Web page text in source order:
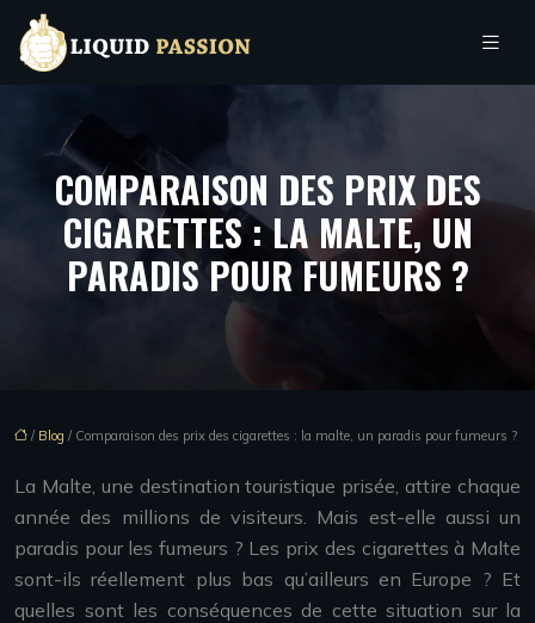
COMPARAISON DES PRIX DES
CIGARETTES : LA MALTE, UN
PARADIS POUR FUMEURS ?
/ Blog / Comparaison des prix des cigarettes : la malte, un paradis pour fumeurs ?
La Malte, une destination touristique prisée, attire chaque
année des millions de visiteurs. Mais est-elle aussi un
paradis pour les fumeurs ? Les prix des cigarettes à Malte
sont-ils réellement plus bas qu’ailleurs en Europe ? Et
quelles sont les conséquences de cette situation sur la